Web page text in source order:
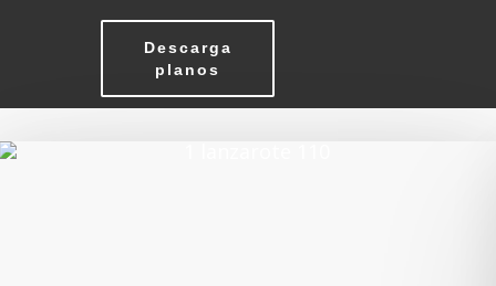
Descarga
planos